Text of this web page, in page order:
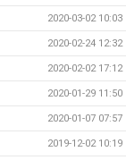
2020-03-02 10:03
2020-02-24 12:32
2020-02-02 17:12
2020-01-29 11:50
2020-01-07 07:57
2019-12-02 10:19